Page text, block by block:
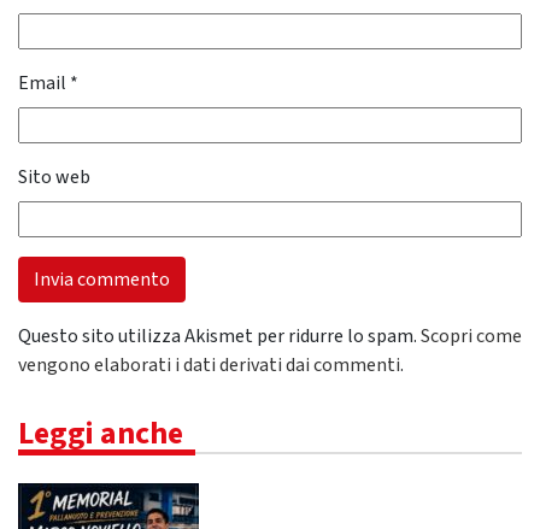
Email *
Sito web
Questo sito utilizza Akismet per ridurre lo spam.Scopri come
vengono elaborati i dati derivati dai commenti.
Leggi anche